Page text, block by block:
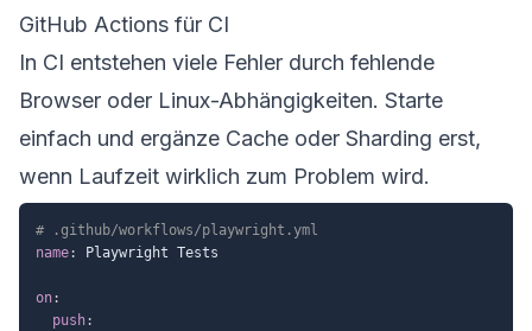
GitHub Actions für CI
In CI entstehen viele Fehler durch fehlende
Browser oder Linux-Abhängigkeiten. Starte
einfach und ergänze Cache oder Sharding erst,
wenn Laufzeit wirklich zum Problem wird.
# .github/workflows/playwright.yml
name: Playwright Tests
on:
push: